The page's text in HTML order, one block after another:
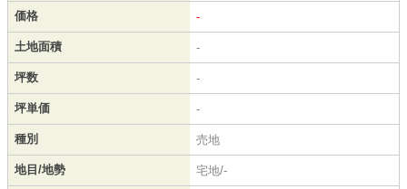
価格 -
土地面積 -
坪数 -
坪単価 -
種別 売地
地目/地勢 宅地/-